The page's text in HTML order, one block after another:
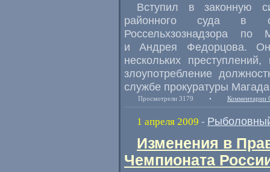
Вступил в законную
районного суда в
Россельхзознадзора по
и Андрея Федорцова.
нескольких
злоупотребление
службе прокуратуры
Просмотрели 3179 • Комментарии
1 апреля 2009 -
Изменения в
Чемпионата